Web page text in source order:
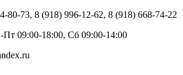
80-73, 8 (918) 996-12-62, 8 (918) 668-74-22
09:00-18:00, Сб 09:00-14:00